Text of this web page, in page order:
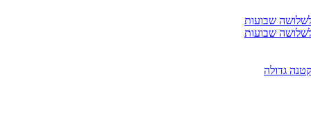
שבועות
שבועות